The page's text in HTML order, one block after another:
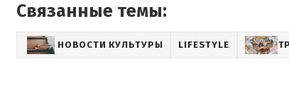
Связанные темы:
НОВОСТИ КУЛЬТУРЫ LIFESTYLE